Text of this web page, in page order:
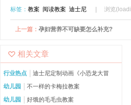
标签： 教案 阅读教案 迪士尼 | 浏览(
上一篇： 孕妇营养不可缺要怎么补充?
相关文章
行业热点
迪士尼定制动画《小恐龙大冒
险》，精美白垩纪场景图曝光
幼儿园
不一样的卡梅拉教案
幼儿园
好饿的毛毛虫教案